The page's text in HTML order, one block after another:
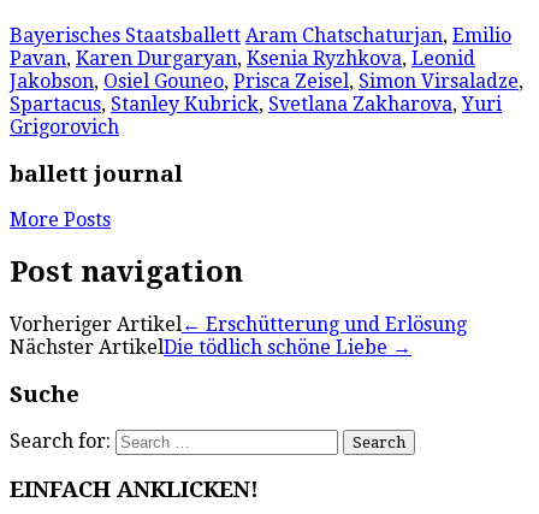
Bayerisches Staatsballett Aram Chatschaturjan, Emilio
Pavan, Karen Durgaryan, Ksenia Ryzhkova, Leonid
Jakobson, Osiel Gouneo, Prisca Zeisel, Simon Virsaladze,
Spartacus, Stanley Kubrick, Svetlana Zakharova,Yuri
Grigorovich
ballett journal
More Posts
Post navigation
Vorheriger Artikel← Erschütterung und Erlösung
Nächster ArtikelDie tödlich schöne Liebe →
Suche
Search for:
EINFACH ANKLICKEN!